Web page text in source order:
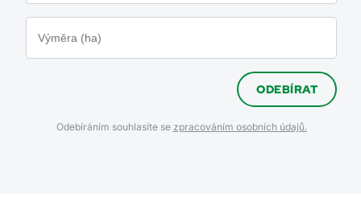
ODEBÍRAT
Odebíráním souhlasíte se zpracováním osobních údajů.